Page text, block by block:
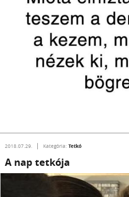
2018.07.29. Kategória: Tetkó
A nap tetkója